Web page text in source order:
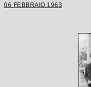
06 FEBBRAIO 1963